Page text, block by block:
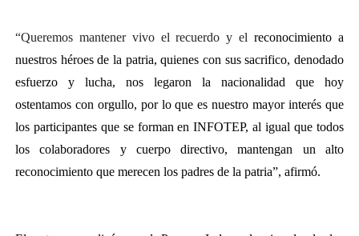
“Queremos mantener vivo el recuerdo y elreconocimiento a
nuestros héroes de la patria, quienes con sus sacrifico, denodado
esfuerzo y lucha, nos legaron la nacionalidad que hoy
ostentamos con orgullo, por lo que es nuestro mayor interés que
los participantes que se forman en INFOTEP, al igual que todos
los colaboradores y cuerpo directivo, mantengan un alto
reconocimiento que merecen los padres de la patria”, afirmó.